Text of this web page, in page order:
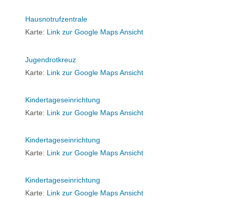
Hausnotrufzentrale
Karte: Link zur Google Maps Ansicht
Jugendrotkreuz
Karte: Link zur Google Maps Ansicht
Kindertageseinrichtung
Karte: Link zur Google Maps Ansicht
Kindertageseinrichtung
Karte: Link zur Google Maps Ansicht
Kindertageseinrichtung
Karte: Link zur Google Maps Ansicht